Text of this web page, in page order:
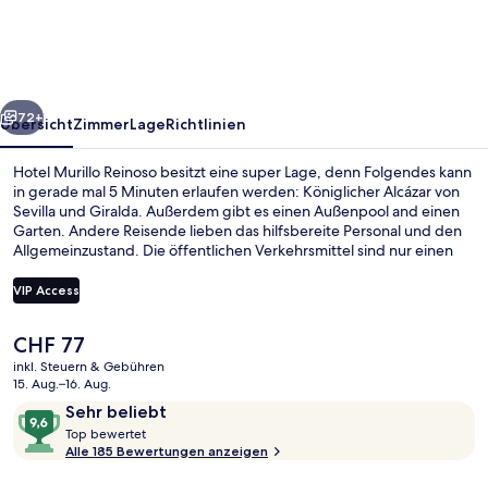
Weiter
72+
ÜbersichtZimmerLageRichtlinien
Hotel Murillo Reinoso besitzt eine super Lage, denn Folgendes kann
in gerade mal 5 Minuten erlaufen werden: Königlicher Alcázar von
Sevilla und Giralda. Außerdem gibt es einen Außenpool and einen
Garten. Andere Reisende lieben das hilfsbereite Personal und den
Allgemeinzustand. Die öffentlichen Verkehrsmittel sind nur einen
Indias sind es 8 Minuten und zur Straßenbahnhaltestelle Prado San
Sebastián 10 Minuten.
VIP Access
Der
aktuelle
Preis
CHF 77.
CHF 77
inkl. Steuern & Gebühren
15. Aug.–16. Aug.
Bewertungen
Sehr beliebt
9,6
von
10,
Top bewertet
o
Alle 185 Bewertungen anzeigen